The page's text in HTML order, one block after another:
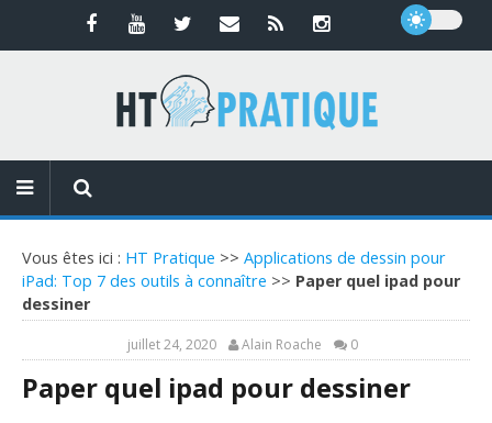
Vous êtes ici : HT Pratique >> Applications de dessin pour
iPad: Top 7 des outils à connaître >> Paper quel ipad pour
dessiner
juillet 24, 2020 Alain Roache 0
Paper quel ipad pour dessiner